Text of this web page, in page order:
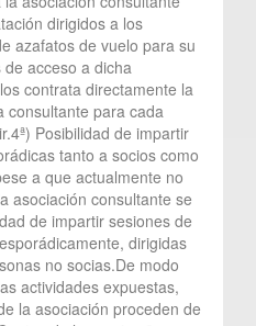
dirigidos a los
azafatos de vuelo para su
acceso a dicha
contrata directamente la
consultante para cada
Posibilidad de impartir
tanto a socios como
a que actualmente no
asociación consultante se
de impartir sesiones de
dirigidas
no socias.De modo
actividades expuestas,
la asociación proceden de